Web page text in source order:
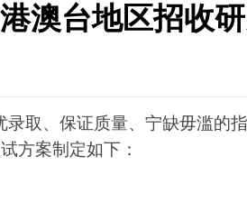
澳台地区招收
取、保证质量、宁缺毋滥的
方案制定如下：